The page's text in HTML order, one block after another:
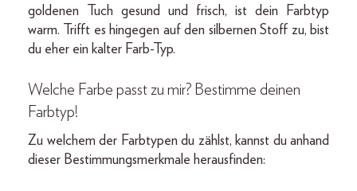
goldenen Tuch gesund und frisch, ist dein Farbtyp
warm. Trifft es hingegen auf den silbernen Stoff zu, bist
du eher ein kalter Farb-Typ.
Welche Farbe passt zu mir? Bestimme deinen
Farbtyp!
Zu welchem der Farbtypen du zählst, kannst du anhand
dieser Bestimmungsmerkmale herausfinden: